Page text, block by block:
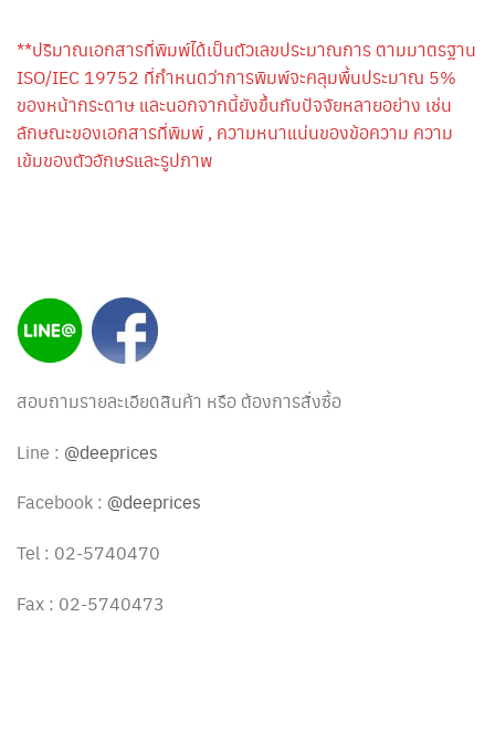
**ปริมาณเอกสารที่พิมพ์ได้เป็นตัวเลขประมาณการ ตามมาตรฐาน
ISO/IEC 19752 ที่กำหนดว่าการพิมพ์จะคลุมพื้นประมาณ 5%
ของหน้ากระดาษ และนอกจากนี้ยังขึ้นกับปัจจัยหลายอย่าง เช่น
ลักษณะของเอกสารที่พิมพ์ , ความหนาแน่นของข้อความ ความ
เข้มของตัวอักษรและรูปภาพ
สอบถามรายละเอียดสินค้า หรือ ต้องการสั่งซื้อ
Line : @deeprices
Facebook : @deeprices
Tel : 02-5740470
Fax : 02-5740473